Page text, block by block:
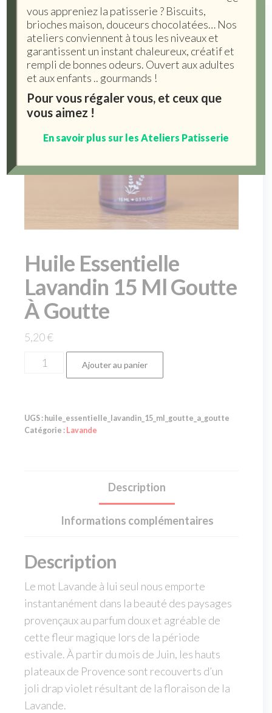
Huile Essentielle
Lavandin 15 Ml Goutte
À Goutte
5,20€
Ajouter au panier
UGS : huile_essentielle_lavandin_15_ml_goutte_a_goutte
Catégorie : Lavande
Description
Informations complémentaires
Description
Le mot Lavande à lui seul nous emporte
instantanément dans la beauté des paysages
provençaux au parfum doux et agréable de
cette fleur magique lors de la période
estivale. À partir du mois de Juin, les hauts
plateaux de Provence sont recouverts d’un
joli drap violet résultant de la floraison de la
Lavande.
vous appreniez la patisserie ? Biscuits,
brioches maison, douceurs chocolatées… Nos
ateliers conviennent à tous les niveaux et
garantissent un instant chaleureux, créatif et
rempli de bonnes odeurs. Ouvert aux adultes
et aux enfants .. gourmands !
Pour vous régaler vous, et ceux que
vous aimez !
En savoir plus sur les Ateliers Patisserie